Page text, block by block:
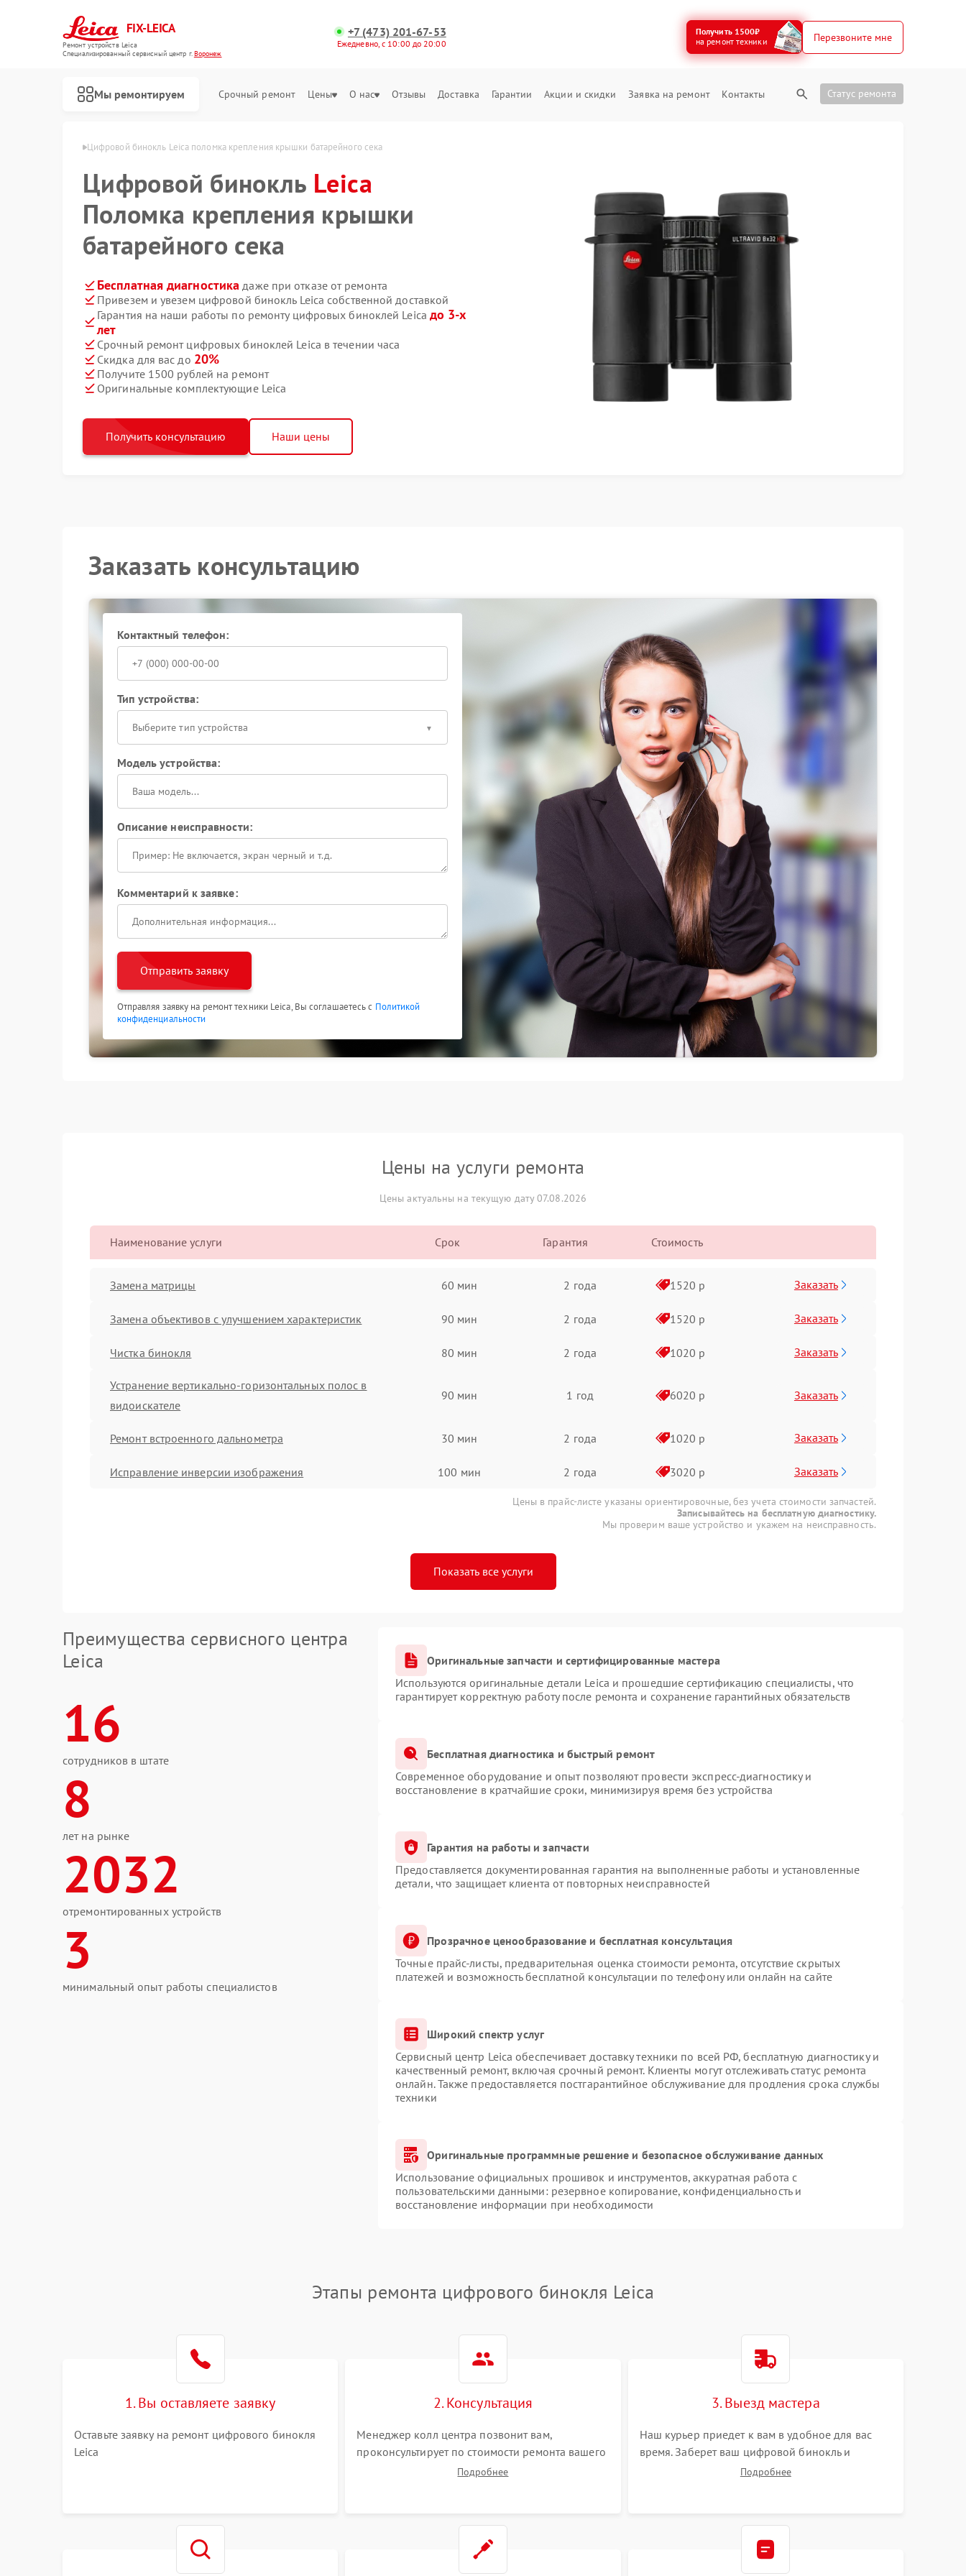
FIX-LEICA
Ремонт устройств Leica
Специализированный cервисный центр г.Воронеж
+7 (473) 201-67-53
Ежедневно, с 10:00 до 20:00
Получить 1500₽
на ремонт техники
Перезвоните мне
Мы ремонтируем Срочный ремонт Цены О нас Отзывы Доставка Гарантии Акции и скидки Заявка на ремонт Контакты Статус ремонта
Цифровой бинокль Leica поломка крепления крышки батарейного сека
Цифровой бинокль Leica
Поломка крепления крышки
батарейного сека
Бесплатная диагностика даже при отказе от ремонта
Привезем и увезем цифровой бинокль Leica собственной доставкой
Гарантия на наши работы по ремонту цифровых биноклей Leica до 3-х
лет
Срочный ремонт цифровых биноклей Leica в течении часа
Скидка для вас до 20%
Получите 1500 рублей на ремонт
Оригинальные комплектующие Leica
Получить консультацию Наши цены
Заказать консультацию
Контактный телефон:
Тип устройства:
Выберите тип устройства
Модель устройства:
Описание неисправности:
Комментарий к заявке:
Отправить заявку
Отправляя заявку на ремонт техники Leica, Вы соглашаетесь с Политикой
конфиденциальности
Цены на услуги ремонта
Цены актуальны на текущую дату 07.08.2026
Наименование услуги Срок Гарантия Стоимость
Замена матрицы 60 мин 2 года 1520 р Заказать
Замена объективов с улучшением характеристик 90 мин 2 года 1520 р Заказать
Чистка бинокля 80 мин 2 года 1020 р Заказать
Устранение вертикально-горизонтальных полос в
видоискателе
90 мин 1 год 6020 р Заказать
Ремонт встроенного дальнометра 30 мин 2 года 1020 р Заказать
Исправление инверсии изображения 100 мин 2 года 3020 р Заказать
Цены в прайс-листе указаны ориентировочные, без учета стоимости запчастей.
Записывайтесь на бесплатную диагностику.
Мы проверим ваше устройство и укажем на неисправность.
Показать все услуги
Преимущества сервисного центра
Leica
16
сотрудников в штате
8
лет на рынке
2032
отремонтированных устройств
3
минимальный опыт работы специалистов
Оригинальные запчасти и сертифицированные мастера
Используются оригинальные детали Leica и прошедшие сертификацию специалисты, что
гарантирует корректную работу после ремонта и сохранение гарантийных обязательств
Бесплатная диагностика и быстрый ремонт
Современное оборудование и опыт позволяют провести экспресс-диагностику и
восстановление в кратчайшие сроки, минимизируя время без устройства
Гарантия на работы и запчасти
Предоставляется документированная гарантия на выполненные работы и установленные
детали, что защищает клиента от повторных неисправностей
Прозрачное ценообразование и бесплатная консультация
Точные прайс-листы, предварительная оценка стоимости ремонта, отсутствие скрытых
платежей и возможность бесплатной консультации по телефону или онлайн на сайте
Широкий спектр услуг
Сервисный центр Leica обеспечивает доставку техники по всей РФ, бесплатную диагностику и
качественный ремонт, включая срочный ремонт. Клиенты могут отслеживать статус ремонта
онлайн. Также предоставляется постгарантийное обслуживание для продления срока службы
техники
Оригинальные программные решение и безопасное обслуживание данных
Использование официальных прошивок и инструментов, аккуратная работа с
пользовательскими данными: резервное копирование, конфиденциальность и
восстановление информации при необходимости
Этапы ремонта цифрового бинокля Leica
1. Вы оставляете заявку
Оставьте заявку на ремонт цифрового бинокля
Leica
2. Консультация
Менеджер колл центра позвонит вам,
проконсультирует по стоимости ремонта вашего
цифрового бинокля а также ответит на все ваши
Подробнее
3. Выезд мастера
Наш курьер приедет к вам в удобное для вас
время. Заберет ваш цифровой бинокль и
привезет на склад для диагностики.
Подробнее